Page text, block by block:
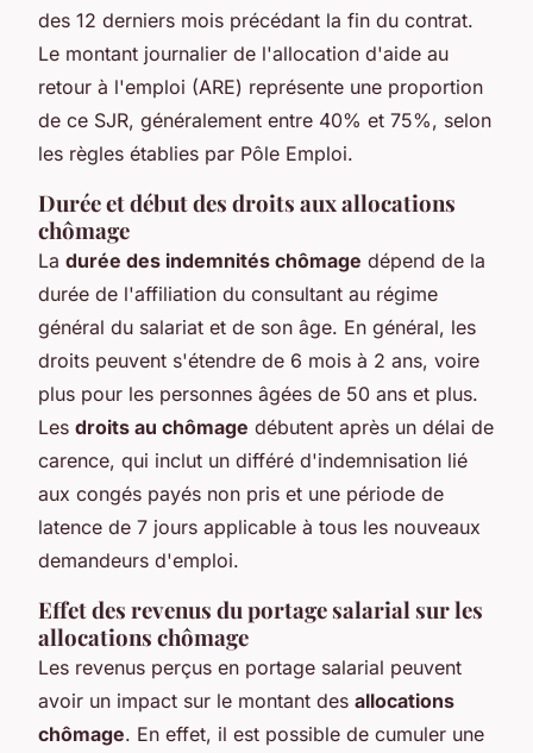
des 12 derniers mois précédant la fin du contrat.
Le montant journalier de l'allocation d'aide au
retour à l'emploi (ARE) représente une proportion
de ce SJR, généralement entre 40% et 75%, selon
les règles établies par Pôle Emploi.
Durée et début des droits aux allocations
chômage
La durée des indemnités chômage dépend de la
durée de l'affiliation du consultant au régime
général du salariat et de son âge. En général, les
droits peuvent s'étendre de 6 mois à 2 ans, voire
plus pour les personnes âgées de 50 ans et plus.
Les droits au chômage débutent après un délai de
carence, qui inclut un différé d'indemnisation lié
aux congés payés non pris et une période de
latence de 7 jours applicable à tous les nouveaux
demandeurs d'emploi.
Effet des revenus du portage salarial sur les
allocations chômage
Les revenus perçus en portage salarial peuvent
avoir un impact sur le montant des allocations
chômage. En effet, il est possible de cumuler une